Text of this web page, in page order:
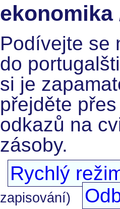
ekonomika
Podívejte se
do
si je
přejděte
odkazů na
zásoby.
Rychlý
zapisování)